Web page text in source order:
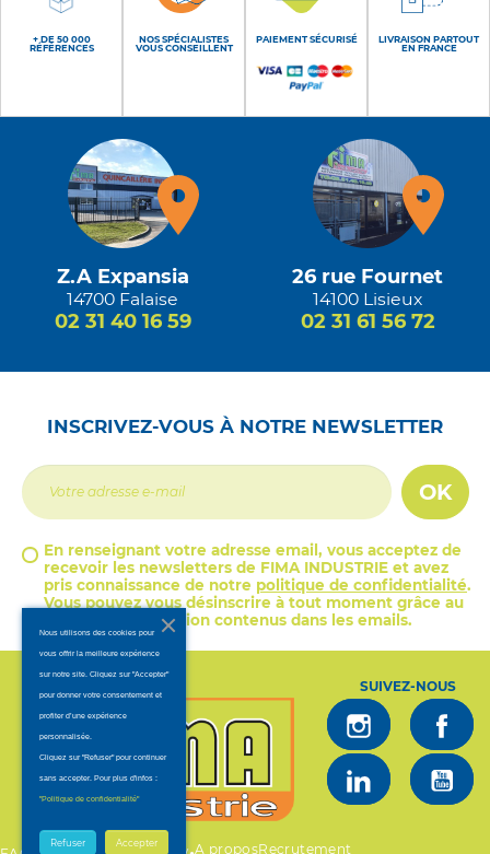
+ DE 50 000
RÉFÉRENCES
NOS SPÉCIALISTES
VOUS CONSEILLENT
PAIEMENT SÉCURISÉ
LIVRAISON PARTOUT
EN FRANCE
Z.A Expansia
14700 Falaise
02 31 40 16 59
26 rue Fournet
14100 Lisieux
02 31 61 56 72
INSCRIVEZ-VOUS À NOTRE NEWSLETTER
OK
En renseignant votre adresse email, vous acceptez de
recevoir les newsletters de FIMA INDUSTRIE et avez
pris connaissance de notre politique de confidentialité.
Vous pouvez vous désinscrire à tout moment grâce au
lien de désinscription contenus dans les emails.
SUIVEZ-NOUS
A proposRecrutement
Nous utilisons des cookies pour
vous offrir la meilleure expérience
sur notre site. Cliquez sur "Accepter"
pour donner votre consentement et
profiter d’une expérience
personnalisée.
Cliquez sur "Refuser" pour continuer
sans accepter. Pour plus d'infos :
"Politique de confidentialité".
Accepter
Refuser